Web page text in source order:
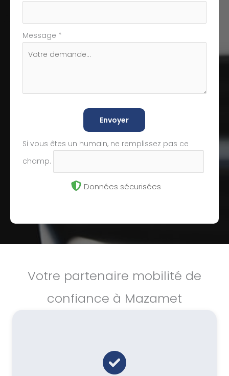
Message *
Envoyer
Si vous êtes un humain, ne remplissez pas ce
champ.
Données sécurisées
Votre partenaire mobilité de
confiance à Mazamet